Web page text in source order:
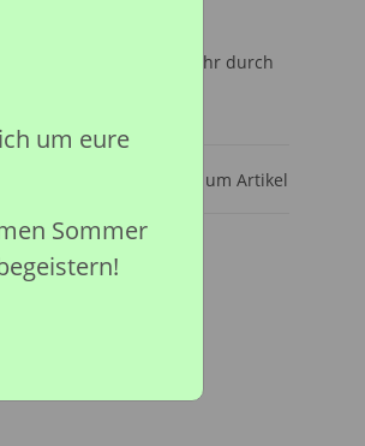
wegen Erstickungsgefahr durch
Frage zum Artikel
um eure
Sommer